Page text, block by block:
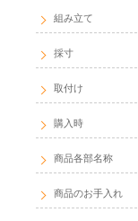
組み立て
採寸
取付け
購入時
商品各部名称
商品のお手入れ